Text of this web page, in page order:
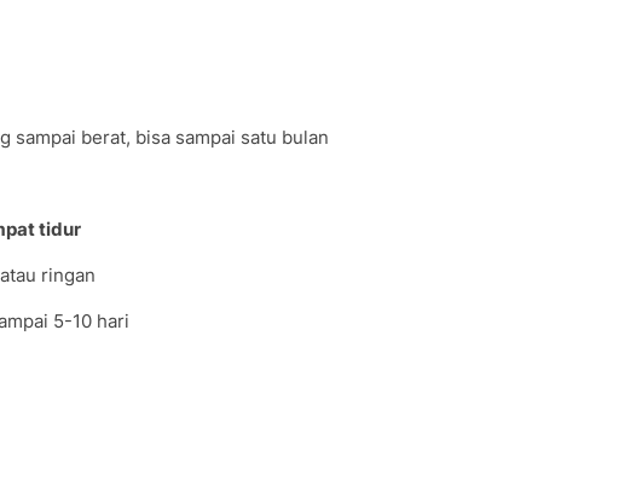
sampai berat, bisa sampai satu bulan
tidur
ringan
5-10 hari